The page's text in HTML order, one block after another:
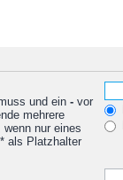
und ein - vor
mehrere
wenn nur eines
als Platzhalter